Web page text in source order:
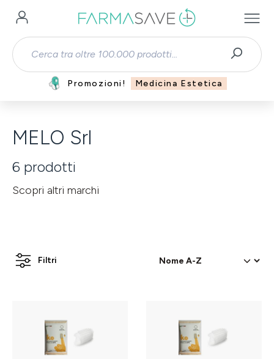
Passa al contenuto principale
Promozioni! Medicina Estetica
MELO Srl
6 prodotti
Scopri altri marchi
Filtri